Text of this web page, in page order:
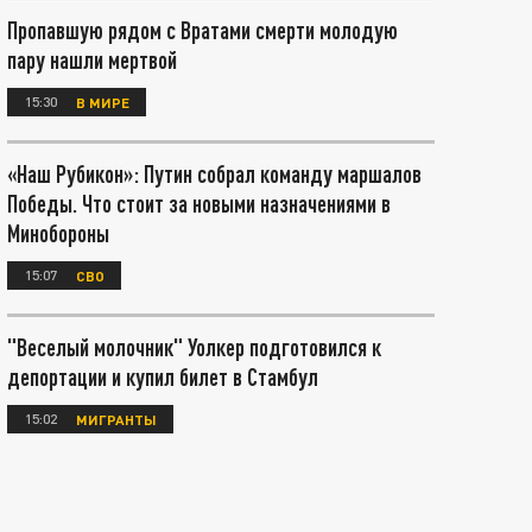
Пропавшую рядом с Вратами смерти молодую
пару нашли мертвой
15:30 В МИРЕ
«Наш Рубикон»: Путин собрал команду маршалов
Победы. Что стоит за новыми назначениями в
Минобороны
15:07 СВО
"Веселый молочник" Уолкер подготовился к
депортации и купил билет в Стамбул
15:02 МИГРАНТЫ